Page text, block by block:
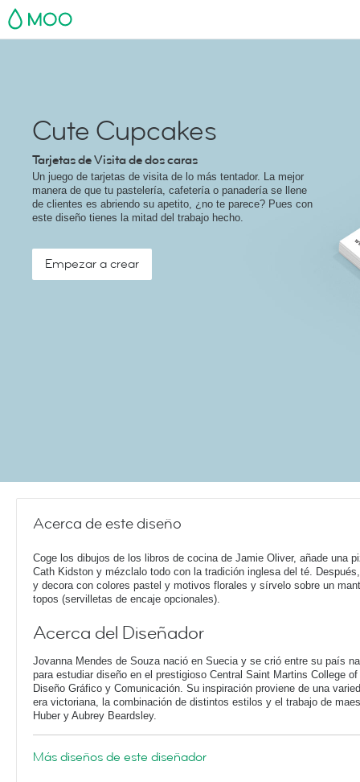
MOO
Cute Cupcakes
Tarjetas de Visita de dos caras
Un juego de tarjetas de visita de lo más tentador. La mejor
manera de que tu pastelería, cafetería o panadería se llene
de clientes es abriendo su apetito, ¿no te parece? Pues con
este diseño tienes la mitad del trabajo hecho.
Empezar a crear
Acerca de este diseño
Coge los dibujos de los libros de cocina de Jamie Oliver, añade una
Cath Kidston y mézclalo todo con la tradición inglesa del té.
y decora con colores pastel y motivos florales y sírvelo sobre un
topos (servilletas de encaje opcionales).
Acerca del Diseñador
Jovanna Mendes de Souza nació en Suecia y se crió entre su país
para estudiar diseño en el prestigioso Central Saint Martins College
Diseño Gráfico y Comunicación. Su inspiración proviene de una
era victoriana, la combinación de distintos estilos y el trabajo de
Huber y Aubrey Beardsley.
Más diseños de este diseñador